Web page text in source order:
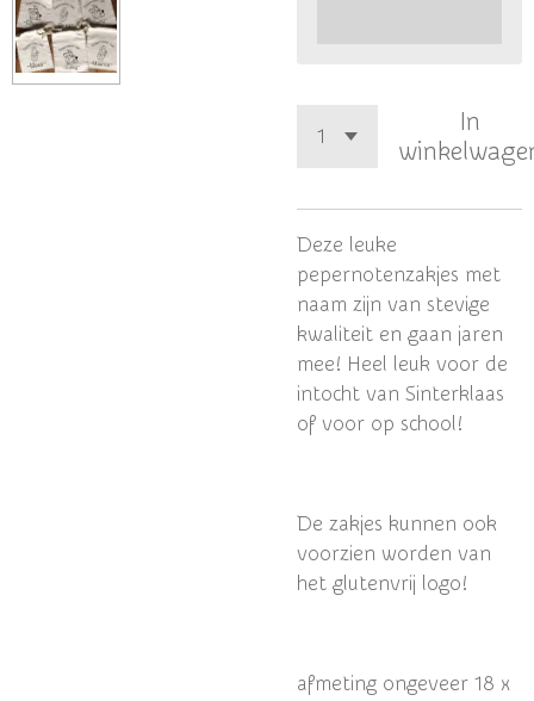
In
Deze leuke
pepernotenzakjes met
naam zijn van stevige
kwaliteit en gaan jaren
mee! Heel leuk voor de
intocht van Sinterklaas
of voor op school!
De zakjes kunnen ook
voorzien worden van
het glutenvrij logo!
afmeting ongeveer 18 x